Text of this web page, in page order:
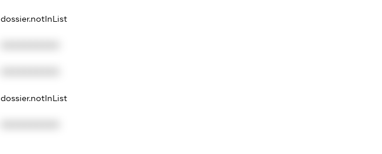
dossier.notInList
dossier.notInList